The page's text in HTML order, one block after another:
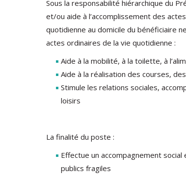
Sous la responsabilité hiérarchique du
et/ou aide à l’accomplissement des
quotidienne au domicile du bénéficiaire
actes ordinaires de la vie quotidienne :
Aide à la mobilité, à la toilette, à
Aide à la réalisation des courses,
Stimule les relations sociales,
loisirs
La finalité du poste :
Effectue un accompagnement
publics fragiles